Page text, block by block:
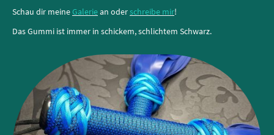
Schau dir meineGaleriean oderschreibe mir!
Das Gummi ist immer in schickem, schlichtem Schwarz.